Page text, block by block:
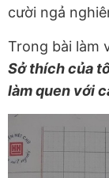
cười ngả
Trong bài làm
Sở thích của
làm quen với